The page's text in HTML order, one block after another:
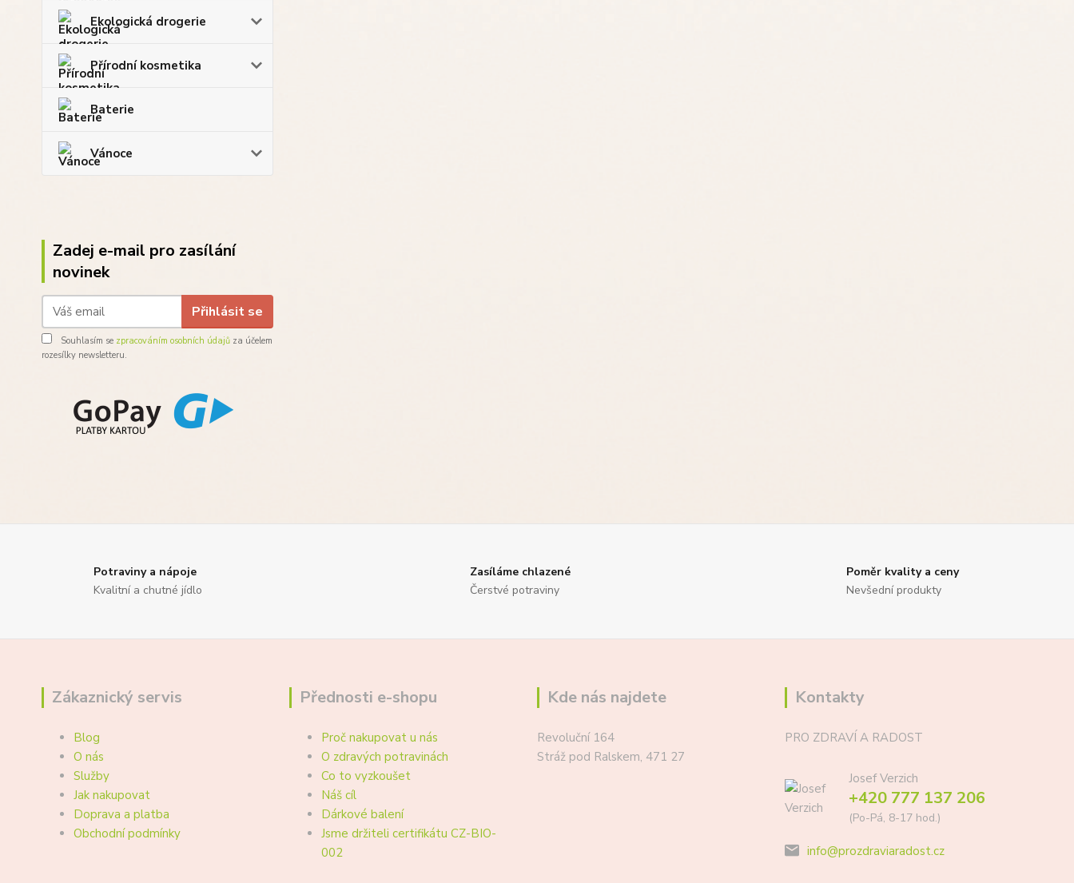
Ekologická drogerie
Přírodní kosmetika
Baterie
Vánoce
Zadej e-mail pro zasílání
novinek
Přihlásit se
Souhlasím se zpracováním osobních údajů za účelem
rozesílky newsletteru.
Potraviny a nápoje
Kvalitní a chutné jídlo
Zasíláme chlazené
Čerstvé potraviny
Poměr kvality a ceny
Nevšední produkty
Zákaznický servis
Blog
O nás
Služby
Jak nakupovat
Doprava a platba
Obchodní podmínky
Přednosti e-shopu
Proč nakupovat u nás
O zdravých potravinách
Co to vyzkoušet
Náš cíl
Dárkové balení
Jsme držiteli certifikátu CZ-BIO-
002
Kde nás najdete
Revoluční 164
Stráž pod Ralskem, 471 27
Kontakty
PRO ZDRAVÍ A RADOST
Josef Verzich
+420 777 137 206
(Po-Pá, 8-17 hod.)
info@prozdraviaradost.cz